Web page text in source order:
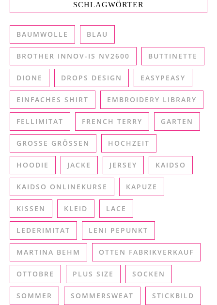
SCHLAGWÖRTER
BAUMWOLLE BLAU
BROTHER INNOV-IS NV2600 BUTTINETTE
DIONE DROPS DESIGN EASYPEASY
EINFACHES SHIRT EMBROIDERY LIBRARY
FELLIMITAT FRENCH TERRY GARTEN
GROSSE GRÖSSEN HOCHZEIT
HOODIE JACKE JERSEY KAIDSO
KAIDSO ONLINEKURSE KAPUZE
KISSEN KLEID LACE
LEDERIMITAT LENI PEPUNKT
MARTINA BEHM OTTEN FABRIKVERKAUF
OTTOBRE PLUS SIZE SOCKEN
SOMMER SOMMERSWEAT STICKBILD